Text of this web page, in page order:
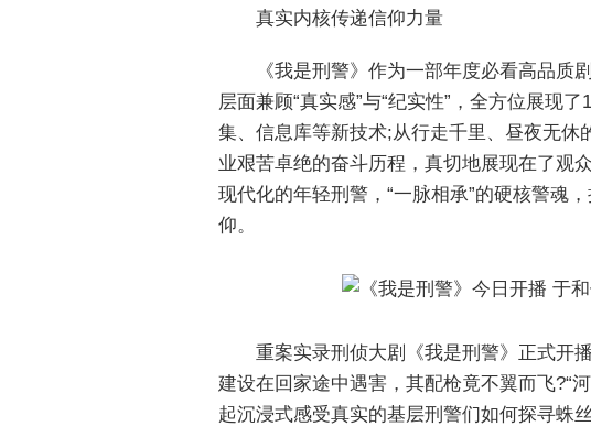
真实内核传递信仰力量
《我是刑警》作为一部年度必看高品
层面兼顾“真实感”与“纪实性”，全方位展现
集、信息库等新技术;从行走千里、昼夜无
业艰苦卓绝的奋斗历程，真切地展现在了观
现代化的年轻刑警，“一脉相承”的硬核警魂
仰。
重案实录刑侦大剧《我是刑警》正式开
建设在回家途中遇害，其配枪竟不翼而飞
起沉浸式感受真实的基层刑警们如何探寻蛛